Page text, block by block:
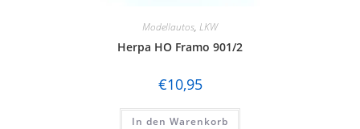
Modellautos, LKW
Herpa HO Framo 901/2
€10,95
In den Warenkorb